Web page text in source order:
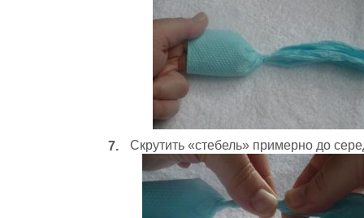
Скрутить «стебель» примерно до